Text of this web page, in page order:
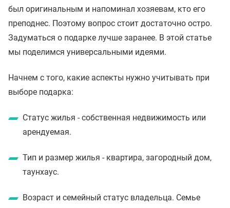
был оригинальным и напоминал хозяевам, кто его
преподнес. Поэтому вопрос стоит достаточно остро.
Задуматься о подарке лучше заранее. В этой статье
мы поделимся универсальными идеями.
Начнем с того, какие аспекты нужно учитывать при
выборе подарка:
Статус жилья - собственная недвижимость или
арендуемая.
Тип и размер жилья - квартира, загородный дом,
таунхаус.
Возраст и семейный статус владельца. Семье